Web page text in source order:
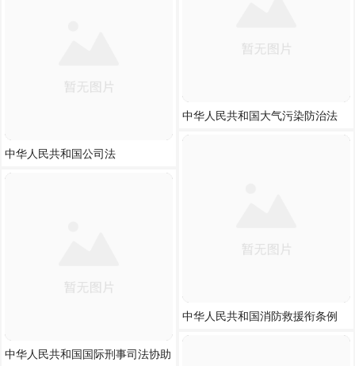
中华人民共和国公司法
中华人民共和国国际刑事司法协助
中华人民共和国大气污染防治法
中华人民共和国消防救援衔条例